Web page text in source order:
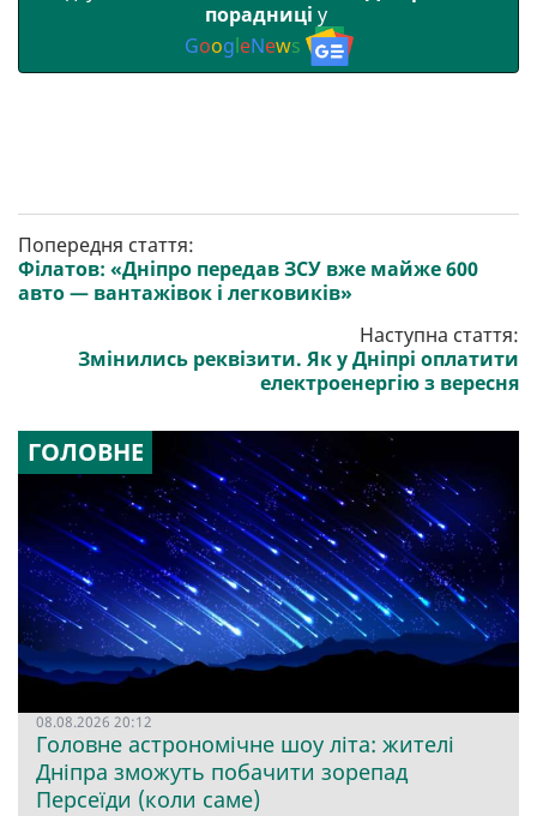
порадниці у
GoogleNews
Попередня стаття:
Філатов: «Дніпро передав ЗСУ вже майже 600
авто — вантажівок і легковиків»
Наступна стаття:
Змінились реквізити. Як у Дніпрі оплатити
електроенергію з вересня
ГОЛОВНЕ
08.08.2026 20:12
Головне астрономічне шоу літа: жителі
Дніпра зможуть побачити зорепад
Персеїди (коли саме)